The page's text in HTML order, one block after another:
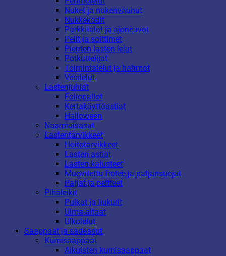
Nuket ja nukenvaunut
Nukkekodit
Parkkitalot ja ajoneuvot
Pelit ja soittimet
Pienten lasten lelut
Potkuttelijat
Toimintalelut ja hahmot
Vesilelut
Lastenjuhlat
Foliopallot
Kertakäyttöastiat
Halloween
Naamiaisasut
Lastentarvikkeet
Hoitotarvikkeet
Lasten astiat
Lasten kalusteet
Muovitettu frotee ja patjansuojat
Patjat ja peitteet
Pihaleikit
Pulkat ja liukurit
Uima-altaat
Ulkolelut
Saappaat ja sadeasut
Kumisaappaat
Aikuisten kumisaappaat